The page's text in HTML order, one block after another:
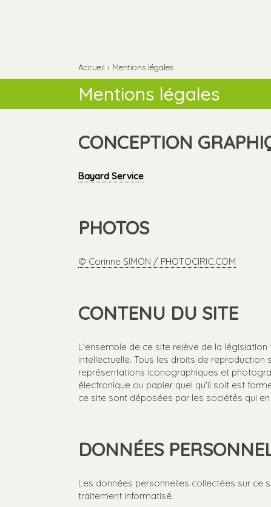
Accueil › Mentions légales
Mentions légales
CONCEPTION
Bayard Service
PHOTOS
© Corinne SIMON / PHOTOCIRIC.COM
CONTENU DU SITE
L'ensemble de ce site relève de la
intellectuelle. Tous les droits de
représentations iconographiques et
électronique ou papier quel qu'il soit est
ce site sont déposées par les sociétés qui
DONNÉES
Les données personnelles collectées sur ce
traitement informatisé.